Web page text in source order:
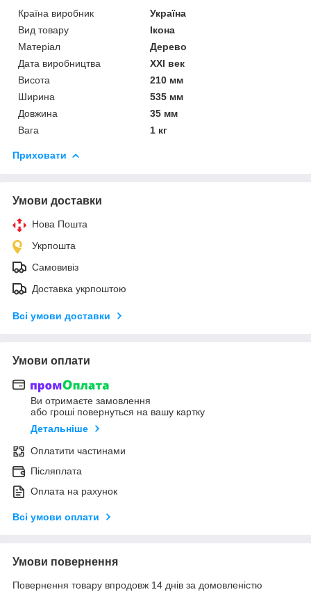
Країна виробник
Україна
Вид товару
Ікона
Матеріал
Дерево
Дата виробництва
XXI век
Висота
210 мм
Ширина
535 мм
Довжина
35 мм
Вага
1 кг
Приховати
Умови доставки
Нова Пошта
Укрпошта
Самовивіз
Доставка укрпоштою
Всі умови доставки
Умови оплати
Ви отримаєте замовлення
або гроші повернуться на вашу картку
Детальніше
Оплатити частинами
Післяплата
Оплата на рахунок
Всі умови оплати
Умови повернення
Повернення товару впродовж 14 днів за домовленістю